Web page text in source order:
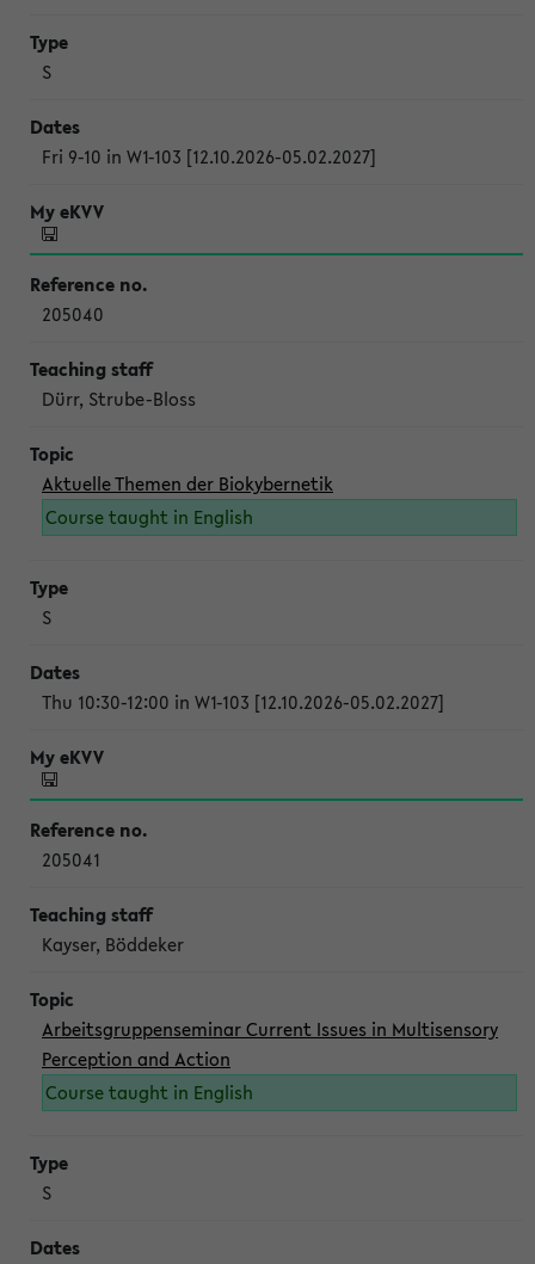
S
Fri 9-10 in W1-103 [12.10.2026-05.02.2027]
205040
Dürr, Strube-Bloss
Aktuelle Themen der Biokybernetik
Course taught in English
S
Thu 10:30-12:00 in W1-103 [12.10.2026-05.02.2027]
205041
Kayser, Böddeker
Arbeitsgruppenseminar Current Issues in Multisensory
Perception and Action
Course taught in English
S